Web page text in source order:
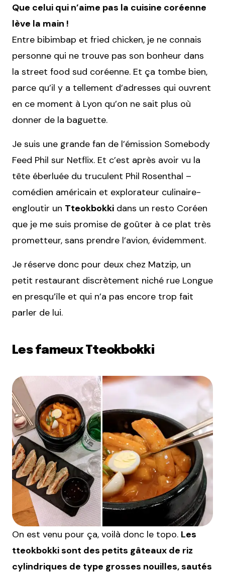
Que celui qui n’aime pas la cuisine coréenne
lève la main !
Entre bibimbap et fried chicken, je ne connais
personne qui ne trouve pas son bonheur dans
la street food sud coréenne. Et ça tombe bien,
parce qu’il y a tellement d’adresses qui ouvrent
en ce moment à Lyon qu’on ne sait plus où
donner de la baguette.
Je suis une grande fan de l’émission Somebody
Feed Phil sur Netflix. Et c’est après avoir vu la
tête éberluée du truculent Phil Rosenthal –
comédien américain et explorateur culinaire-
engloutir un Tteokbokki dans un resto Coréen
que je me suis promise de goûter à ce plat très
prometteur, sans prendre l’avion, évidemment.
Je réserve donc pour deux chez Matzip, un
petit restaurant discrètement niché rue Longue
en presqu’île et qui n’a pas encore trop fait
parler de lui.
Les fameux Tteokbokki
On est venu pour ça, voilà donc le topo. Les
tteokbokki sont des petits gâteaux de riz
cylindriques de type grosses nouilles, sautés